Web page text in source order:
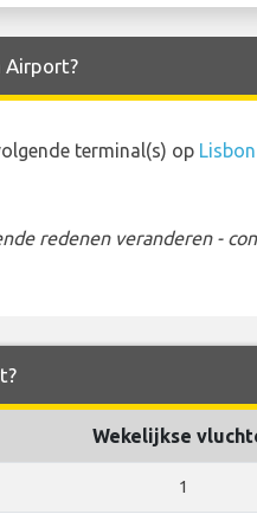
Airport?
terminal(s) op
redenen veranderen -
Wekelijkse
1